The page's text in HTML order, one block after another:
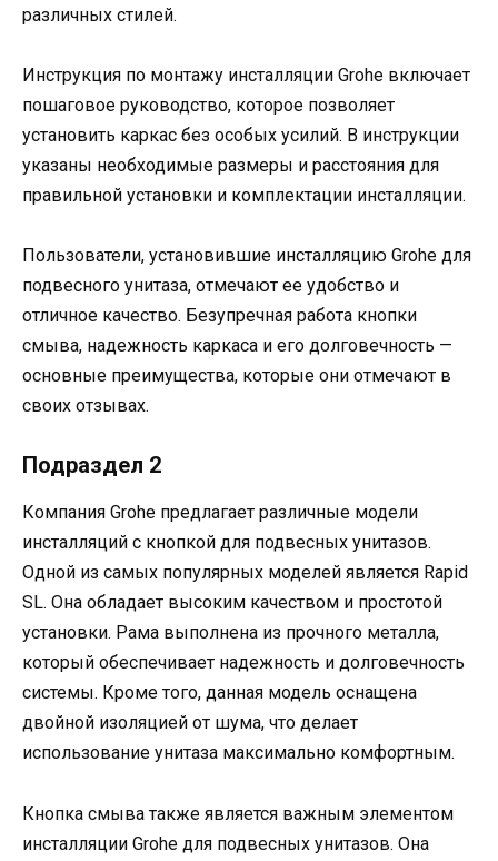
различных стилей.
Инструкция по монтажу инсталляции Grohe включает
пошаговое руководство, которое позволяет
установить каркас без особых усилий. В инструкции
указаны необходимые размеры и расстояния для
правильной установки и комплектации инсталляции.
Пользователи, установившие инсталляцию Grohe для
подвесного унитаза, отмечают ее удобство и
отличное качество. Безупречная работа кнопки
смыва, надежность каркаса и его долговечность —
основные преимущества, которые они отмечают в
своих отзывах.
Подраздел 2
Компания Grohe предлагает различные модели
инсталляций с кнопкой для подвесных унитазов.
Одной из самых популярных моделей является Rapid
SL. Она обладает высоким качеством и простотой
установки. Рама выполнена из прочного металла,
который обеспечивает надежность и долговечность
системы. Кроме того, данная модель оснащена
двойной изоляцией от шума, что делает
использование унитаза максимально комфортным.
Кнопка смыва также является важным элементом
инсталляции Grohe для подвесных унитазов. Она